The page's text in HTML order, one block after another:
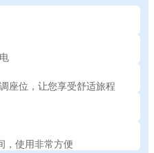
座位，让您享受舒适旅程
，使用非常方便